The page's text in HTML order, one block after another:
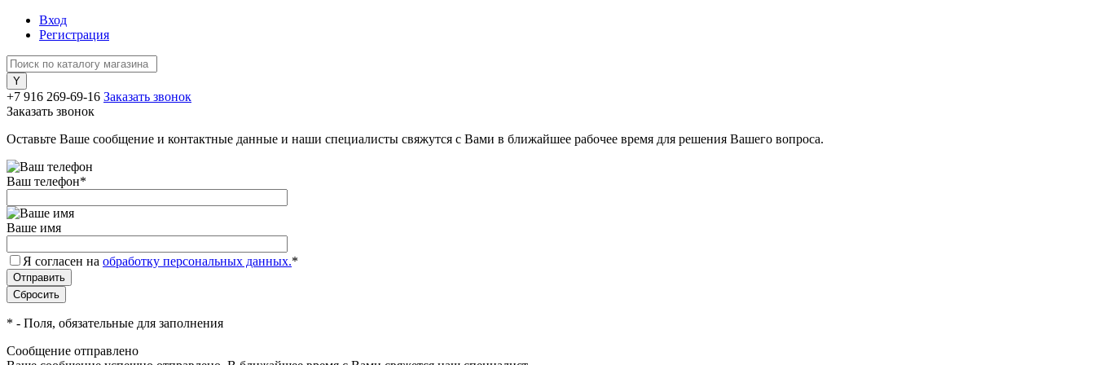
Вход
Регистрация
+7 916 269-69-16 Заказать звонок
Заказать звонок
Оставьте Ваше сообщение и контактные данные и наши специалисты свяжутся с Вами в ближайшее рабочее время для решения Вашего вопроса.
Ваш телефон*
Ваше имя
Я согласен на обработку персональных данных.*
* - Поля, обязательные для заполнения
Сообщение отправлено